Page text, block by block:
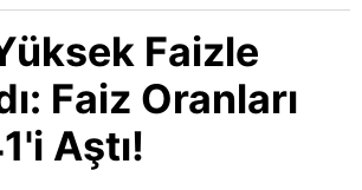
Faizle
Faiz Oranları
Aştı!